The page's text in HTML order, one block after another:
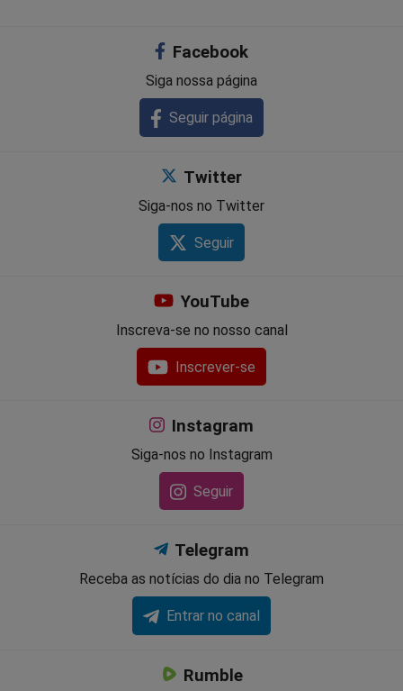
Facebook
Siga nossa página
Seguir página
Twitter
Siga-nos no Twitter
Seguir
YouTube
Inscreva-se no nosso canal
Inscrever-se
Instagram
Siga-nos no Instagram
Seguir
Telegram
Receba as notícias do dia no Telegram
Entrar no canal
Rumble